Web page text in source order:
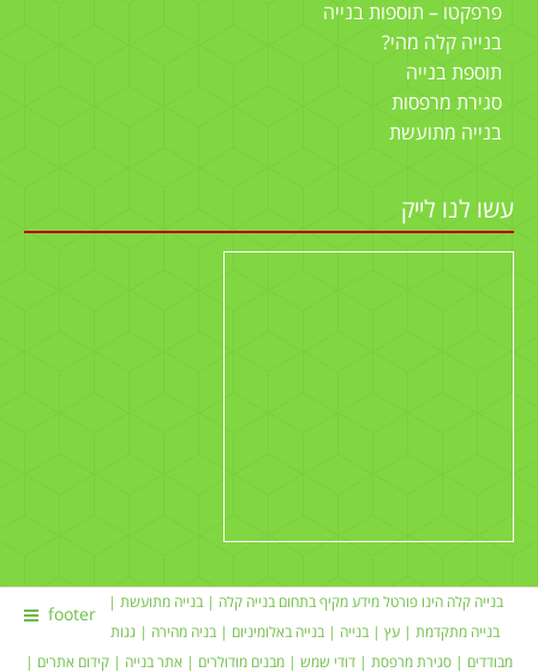
פרפקטו – תוספות בנייה
בנייה קלה מהי?
תוספת בנייה
סגירת מרפסות
בנייה מתועשת
עשו לנו לייק
footer
בנייה קלה הינו פורטל מידע מקיף בתחוםבנייה קלה |בנייה מתועשת
בנייה מתקדמת | עץ בנייה בנייה באלומיניום בניה מהירה
גגות
מבודדים
סגירת מרפסת דודי שמש | מבנים מודולרים | אתר בנייה קידום אתרים